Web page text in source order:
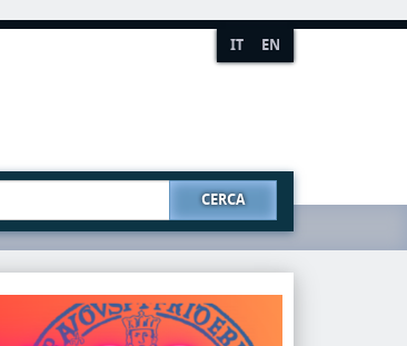
IT EN
CERCA